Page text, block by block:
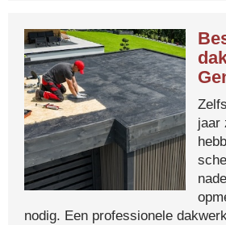
jaar
nodig. Een professionele